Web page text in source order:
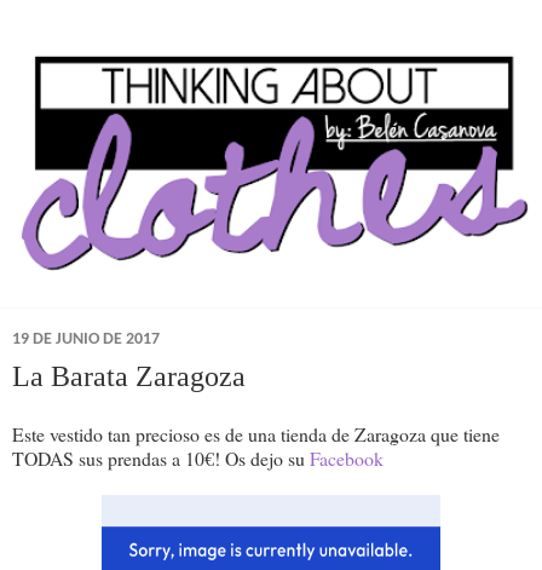
19 DE JUNIO DE 2017
La Barata Zaragoza
Este vestido tan precioso es de una tienda de Zaragoza que tiene
TODAS sus prendas a 10€! Os dejo su Facebook